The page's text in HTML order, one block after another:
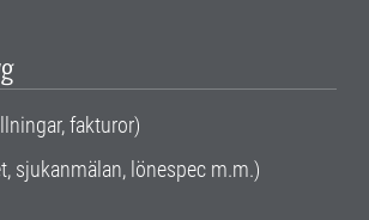
fakturor)
sjukanmälan, lönespec m.m.)